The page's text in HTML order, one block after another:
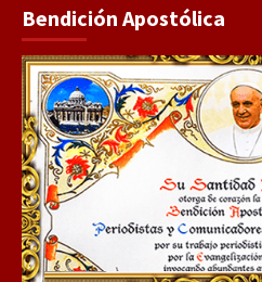
Bendición Apostólica